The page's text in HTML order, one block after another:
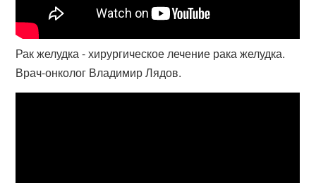
Рак желудка - хирургическое лечение рака желудка.
Врач-онколог Владимир Лядов.